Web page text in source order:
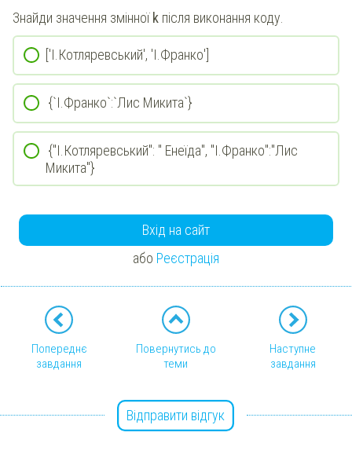
Знайди значення змінної k після виконання коду.
['І.Котляревський', 'І.Франко']
{`І.Франко`:`Лис Микита`}
{"І.Котляревський": " Енеїда", "І.Франко":"Лис
Микита"}
Вхід на сайт
або Реєстрація
Попереднє
завдання
Повернутись до
теми
Наступне
завдання
Відправити відгук